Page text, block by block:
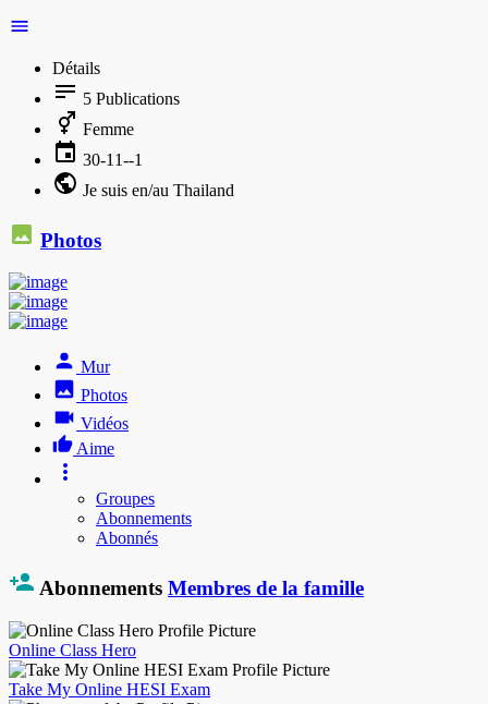
Détails
5 Publications
Femme
30-11--1
Je suis en/au Thailand
Photos
Mur
Photos
Vidéos
Aime
Groupes
Abonnements
Abonnés
Abonnements Membres de la famille
Online Class Hero
Take My Online HESI Exam